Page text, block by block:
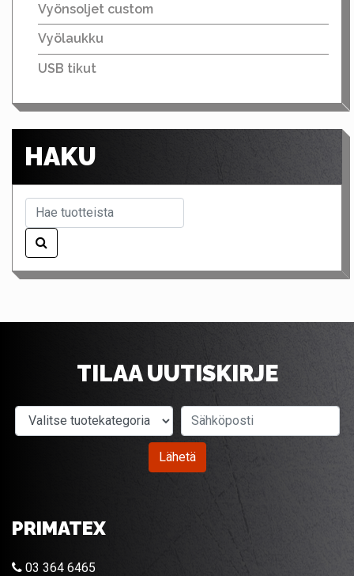
Vyönsoljet custom
Vyölaukku
USB tikut
HAKU
TILAA UUTISKIRJE
Valitse tuotekategoria
Lähetä
PRIMATEX
03 364 6465